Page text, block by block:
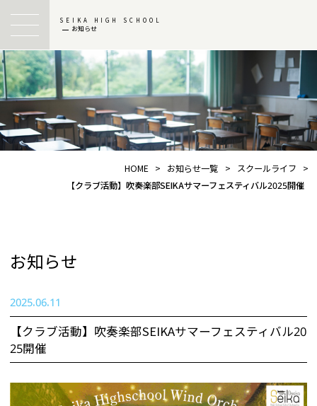
SEIKA HIGH SCHOOL
お知らせ
HOME > お知らせ一覧 > スクールライフ
>
【クラブ活動】吹奏楽部SEIKAサマーフェスティバル2025開催
お知らせ
2025.06.11
【クラブ活動】吹奏楽部SEIKAサマーフェスティバル20
25開催